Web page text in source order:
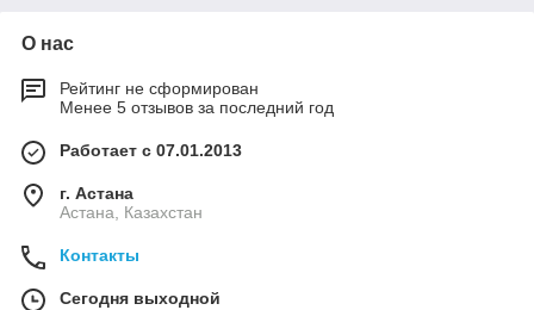
Предназначение
Сейчас далеко не самое спокойное время и самый
эффективный способ обеспечить недвижимость
максимальной защитой - это установить системы
видеонаблюдения. Такие аппараты будут фиксировать все
события, происшествия и действия совершаемые в пределах
Устройства посредством которых собирается целая система
видеонаблюдения - это особенно необходимые аппараты и у
О нас
Рейтинг не сформирован
Менее 5 отзывов за последний год
Работает с 07.01.2013
г. Астана
Астана, Казахстан
Контакты
Сегодня выходной